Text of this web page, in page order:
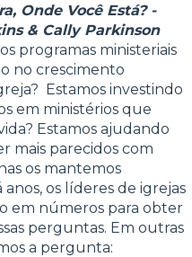
Onde Você Está? -
& Cally Parkinson
programas ministeriais
no crescimento
Estamos investindo
em ministérios que
Estamos ajudando
mais parecidos com
os mantemos
os líderes de igrejas
em números para obter
perguntas. Em outras
a pergunta: